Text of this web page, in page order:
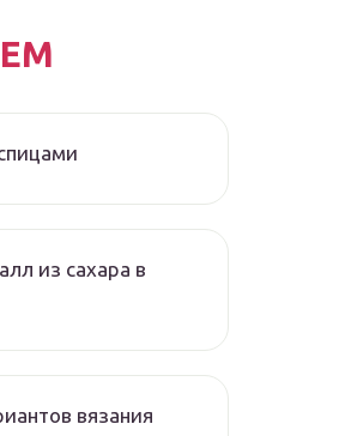
из сахара в
вязания